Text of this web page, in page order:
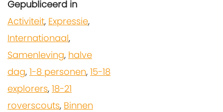
Gepubliceerd in
Activiteit, Expressie,
Internationaal,
Samenleving, halve
dag, 1-8 personen, 15-18
explorers, 18-21
roverscouts, Binnen